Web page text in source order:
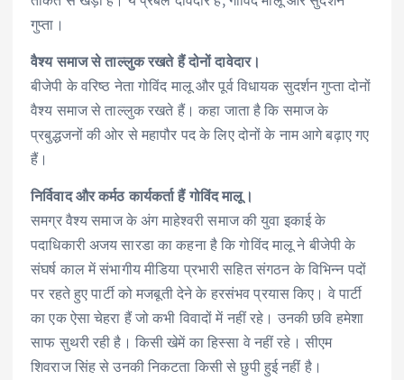
गुप्ता।
वैश्य समाज से ताल्लुक रखते हैं दोनों दावेदार।
बीजेपी के वरिष्ठ नेता गोविंद मालू और पूर्व विधायक सुदर्शन गुप्ता दोनों
वैश्य समाज से ताल्लुक रखते हैं। कहा जाता है कि समाज के
प्रबुद्धजनों की ओर से महापौर पद के लिए दोनों के नाम आगे बढ़ाए गए
हैं।
निर्विवाद और कर्मठ कार्यकर्ता हैं गोविंद मालू।
समग्र वैश्य समाज के अंग माहेश्वरी समाज की युवा इकाई के
पदाधिकारी अजय सारडा का कहना है कि गोविंद मालू ने बीजेपी के
संघर्ष काल में संभागीय मीडिया प्रभारी सहित संगठन के विभिन्न पदों
पर रहते हुए पार्टी को मजबूती देने के हरसंभव प्रयास किए। वे पार्टी
का एक ऐसा चेहरा हैं जो कभी विवादों में नहीं रहे। उनकी छवि हमेशा
साफ सुथरी रही है। किसी खेमें का हिस्सा वे नहीं रहे। सीएम
शिवराज सिंह से उनकी निकटता किसी से छुपी हुई नहीं है।